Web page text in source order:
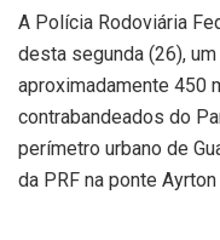
A Polícia Rodoviária
desta segunda (26),
aproximadamente 450
contrabandeados do
perímetro urbano de
da PRF na ponte